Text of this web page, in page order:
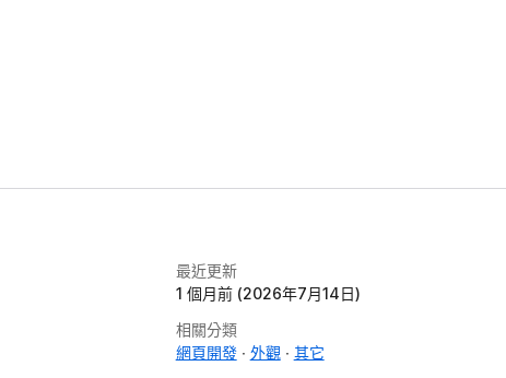
最近更新
1 個月前 (2026年7月14日)
相關分類
網頁開發
外觀
其它